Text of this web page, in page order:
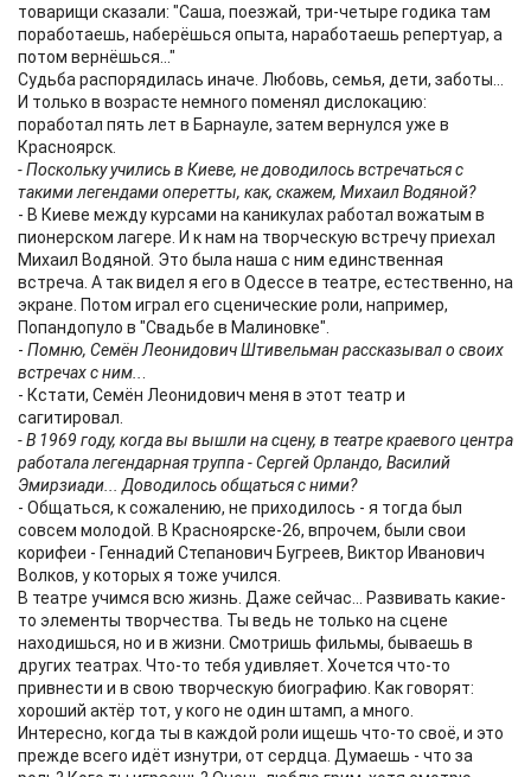
товарищи сказали: "Саша, поезжай, три-четыре годика там
поработаешь, наберёшься опыта, наработаешь репертуар, а
потом вернёшься..."
Судьба распорядилась иначе. Любовь, семья, дети, заботы...
И только в возрасте немного поменял дислокацию:
поработал пять лет в Барнауле, затем вернулся уже в
Красноярск.
- Поскольку учились в Киеве, не доводилось встречаться с
такими легендами оперетты, как, скажем, Михаил Водяной?
- В Киеве между курсами на каникулах работал вожатым в
пионерском лагере. И к нам на творческую встречу приехал
Михаил Водяной. Это была наша с ним единственная
встреча. А так видел я его в Одессе в театре, естественно, на
экране. Потом играл его сценические роли, например,
Попандопуло в "Свадьбе в Малиновке".
- Помню, Семён Леонидович Штивельман рассказывал о своих
встречах с ним..
- Кстати, Семён Леонидович меня в этот театр и
сагитировал.
- В 1969 году, когда вы вышли на сцену, в театре краевого центра
работала легендарная труппа - Сергей Орландо, Василий
Эмирзиади... Доводилось общаться с ними?
- Общаться, к сожалению, не приходилось - я тогда был
совсем молодой. В Красноярске-26, впрочем, были свои
корифеи - Геннадий Степанович Бугреев, Виктор Иванович
Волков, у которых я тоже учился.
В театре учимся всю жизнь. Даже сейчас... Развивать какие-
то элементы творчества. Ты ведь не только на сцене
находишься, но и в жизни. Смотришь фильмы, бываешь в
других театрах. Что-то тебя удивляет. Хочется что-то
привнести и в свою творческую биографию. Как говорят:
хороший актёр тот, у кого не один штамп, а много.
Интересно, когда ты в каждой роли ищешь что-то своё, и это
прежде всего идёт изнутри, от сердца. Думаешь - что за